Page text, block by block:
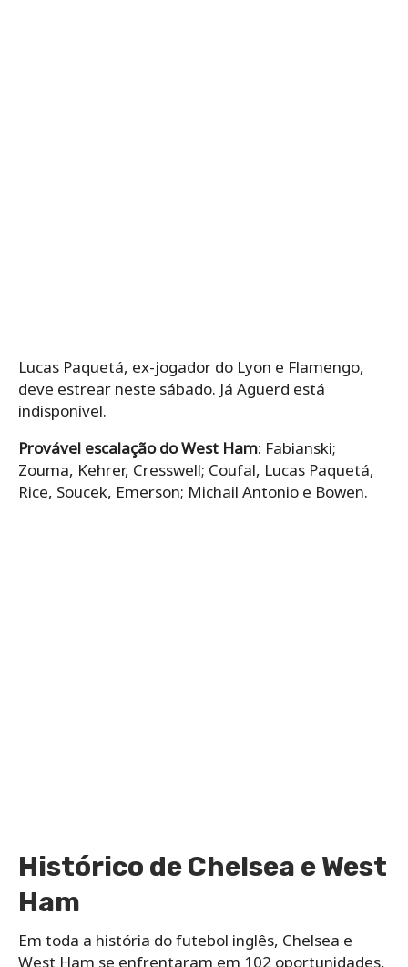
Lucas Paquetá, ex-jogador do Lyon e Flamengo,
deve estrear neste sábado. Já Aguerd está
indisponível.
Provável escalação do West Ham: Fabianski;
Zouma, Kehrer, Cresswell; Coufal, Lucas Paquetá,
Rice, Soucek, Emerson; Michail Antonio e Bowen.
Histórico de Chelsea e West
Ham
Em toda a história do futebol inglês, Chelsea e
West Ham se enfrentaram em 102 oportunidades,